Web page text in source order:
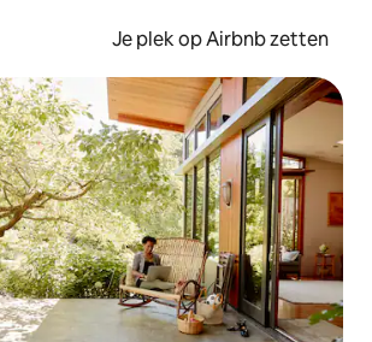
Je plek op Airbnb zetten